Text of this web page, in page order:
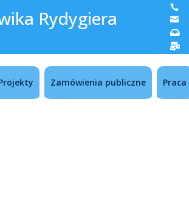
Rydygiera 



Zamówienia publiczne Praca